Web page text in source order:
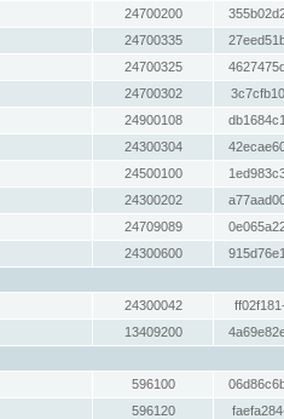
24700200
24700335
24700325
24700302
24900108
24300304
24500100
24300202
24709089
24300600
24300042
13409200
596100
596120